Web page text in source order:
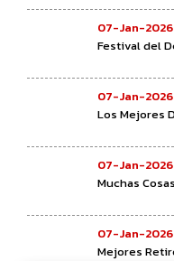
07-Jan-2026
Festival del
07-Jan-2026
Los Mejores
07-Jan-2026
Muchas
07-Jan-2026
Mejores